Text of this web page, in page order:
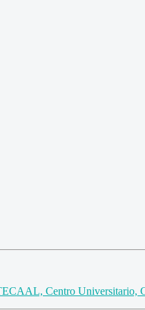
Centro Universitario,